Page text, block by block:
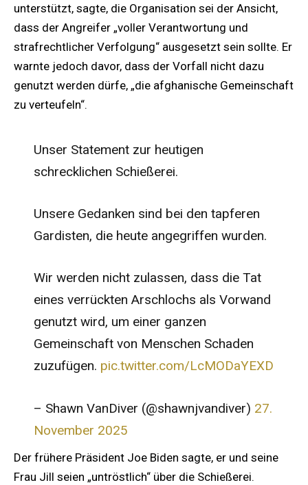
unterstützt, sagte, die Organisation sei der Ansicht,
dass der Angreifer „voller Verantwortung und
strafrechtlicher Verfolgung“ ausgesetzt sein sollte. Er
warnte jedoch davor, dass der Vorfall nicht dazu
genutzt werden dürfe, „die afghanische Gemeinschaft
zu verteufeln“.
Unser Statement zur heutigen
schrecklichen Schießerei.
Unsere Gedanken sind bei den tapferen
Gardisten, die heute angegriffen wurden.
Wir werden nicht zulassen, dass die Tat
eines verrückten Arschlochs als Vorwand
genutzt wird, um einer ganzen
Gemeinschaft von Menschen Schaden
zuzufügen. pic.twitter.com/LcMODaYEXD
– Shawn VanDiver (@shawnjvandiver) 27.
November 2025
Der frühere Präsident Joe Biden sagte, er und seine
Frau Jill seien „untröstlich“ über die Schießerei.